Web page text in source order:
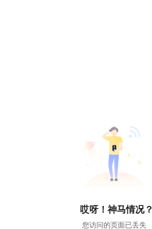
哎呀！神马情况？
您访问的页面已丢失